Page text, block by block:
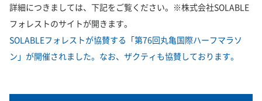
詳細につきましては、下記をご覧ください。※株式会社SOLABLE
フォレストのサイトが開きます。
SOLABLEフォレストが協賛する「第76回丸亀国際ハーフマラソ
ン」が開催されました。なお、ザクティも協賛しております。